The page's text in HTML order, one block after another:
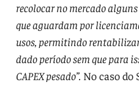
recolocar no mercado
que aguardam por
usos, permitindo
dado período sem que para
CAPEX pesado”. No caso do